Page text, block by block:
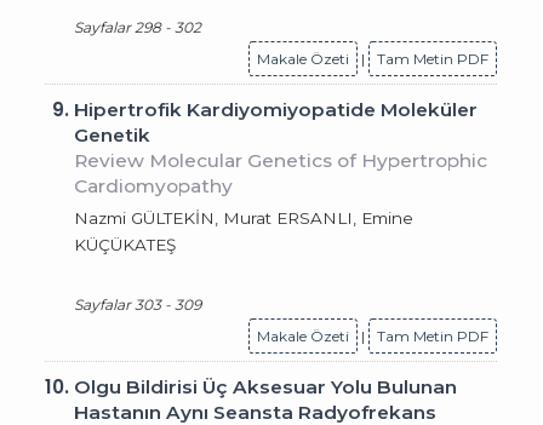
Sayfalar 298 - 302
Makale Özeti
| Tam Metin PDF
9. Hipertrofik Kardiyomiyopatide Moleküler
Genetik
Review Molecular Genetics of Hypertrophic
Cardiomyopathy
Nazmi GÜLTEKİN, Murat ERSANLI, Emine
KÜÇÜKATEŞ
Sayfalar 303 - 309
Makale Özeti
| Tam Metin PDF
10. Olgu Bildirisi Üç Aksesuar Yolu Bulunan
Hastanın Aynı Seansta Radyofrekans